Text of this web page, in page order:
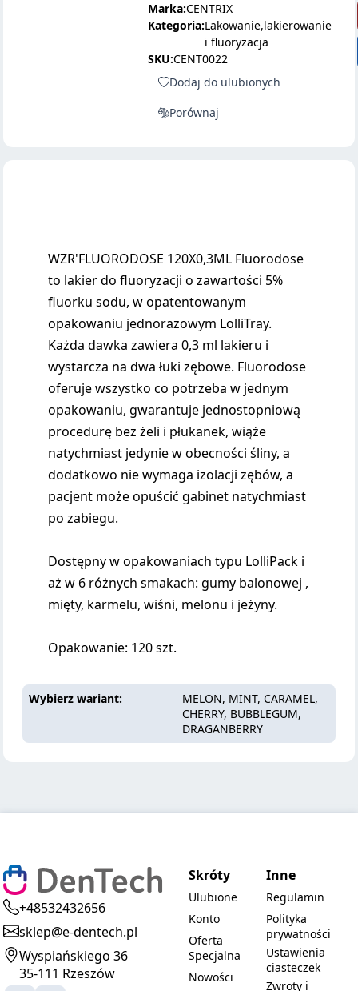
Marka:CENTRIX
Kategoria:Lakowanie,lakierowanie
i fluoryzacja
SKU:CENT0022
Dodaj do ulubionych
Porównaj
WZR'FLUORODOSE 120X0,3ML Fluorodose
to lakier do fluoryzacji o zawartości 5%
fluorku sodu, w opatentowanym
opakowaniu jednorazowym LolliTray.
Każda dawka zawiera 0,3 ml lakieru i
wystarcza na dwa łuki zębowe. Fluorodose
oferuje wszystko co potrzeba w jednym
opakowaniu, gwarantuje jednostopniową
procedurę bez żeli i płukanek, wiąże
natychmiast jedynie w obecności śliny, a
dodatkowo nie wymaga izolacji zębów, a
pacjent może opuścić gabinet natychmiast
po zabiegu.
Dostępny w opakowaniach typu LolliPack i
aż w 6 różnych smakach: gumy balonowej ,
mięty, karmelu, wiśni, melonu i jeżyny.
Opakowanie: 120 szt.
Wybierz wariant
MELON, MINT, CARAMEL,
CHERRY, BUBBLEGUM,
DRAGANBERRY
+48532432656
sklep@e-dentech.pl
Wyspiańskiego 36
35-111 Rzeszów
Skróty
Ulubione
Konto
Oferta
Specjalna
Nowości
Inne
Regulamin
Polityka
prywatności
Ustawienia
ciasteczek
Zwroty i